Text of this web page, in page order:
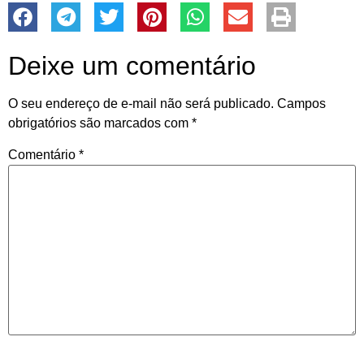
Deixe um comentário
O seu endereço de e-mail não será publicado. Campos
obrigatórios são marcados com *
Comentário *